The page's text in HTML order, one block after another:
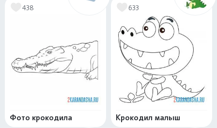
438
Фото крокодила
633
Крокодил малыш